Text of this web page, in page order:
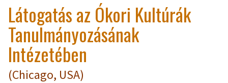
Látogatás az Ókori Kultúrák
Tanulmányozásának
Intézetében
(Chicago, USA)